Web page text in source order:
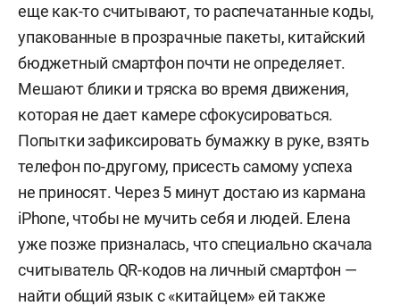
еще как-то считывают, то распечатанные коды,
упакованные в прозрачные пакеты, китайский
бюджетный смартфон почти не определяет.
Мешают блики и тряска во время движения,
которая не дает камере сфокусироваться.
Попытки зафиксировать бумажку в руке, взять
телефон по-другому, присесть самому успеха
не приносят. Через 5 минут достаю из кармана
iPhone, чтобы не мучить себя и людей. Елена
уже позже призналась, что специально скачала
считыватель QR-кодов на личный смартфон —
найти общий язык с «китайцем» ей также